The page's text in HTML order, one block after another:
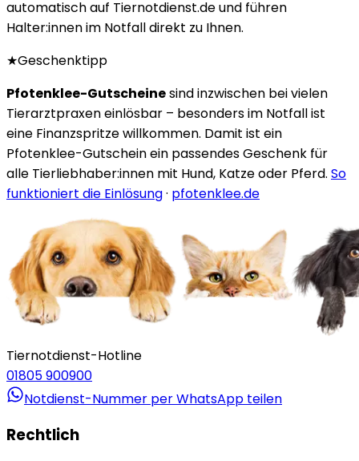
automatisch auf Tiernotdienst.de und führen
Halter:innen im Notfall direkt zu Ihnen.
★Geschenktipp
Pfotenklee-Gutscheinesind inzwischen bei vielen
Tierarztpraxen einlösbar – besonders im Notfall ist
eine Finanzspritze willkommen. Damit ist ein
Pfotenklee-Gutschein ein passendes Geschenk für
alle Tierliebhaber:innen mit Hund, Katze oder Pferd. So
funktioniert die Einlösung· pfotenklee.de
Tiernotdienst-Hotline
01805 900900
Notdienst-Nummer per WhatsApp teilen
Rechtlich